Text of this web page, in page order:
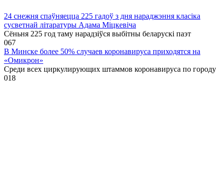
24 снежня спаўняецца 225 гадоў з дня нараджэння класіка
сусветнай літаратуры Адама Міцкевіча
Сёньня 225 год таму нарадзіўся выбітны беларускі паэт
067
В Минске более 50% случаев коронавируса приходятся на
«Омикрон»
Среди всех циркулирующих штаммов коронавируса по городу
018